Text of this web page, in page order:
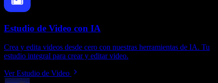
Estudio de Video con IA
Crea y edita videos desde cero con nuestras herramientas de IA. Tu
estudio integral para crear y editar video.
Ver Estudio de Video